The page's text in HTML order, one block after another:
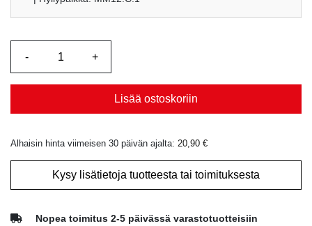
Lisää ostoskoriin
Alhaisin hinta viimeisen 30 päivän ajalta: 20,90 €
Kysy lisätietoja tuotteesta tai toimituksesta
Nopea toimitus 2-5 päivässä varastotuotteisiin